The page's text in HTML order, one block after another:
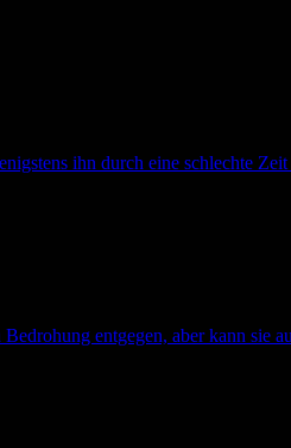
ihn durch eine schlechte
entgegen, aber kann sie